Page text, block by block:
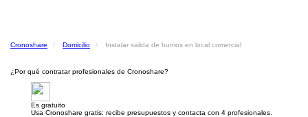
Cronoshare Domicilio Instalar salida de humos en local comercial
¿Por qué contratar profesionales de Cronoshare?
Es gratuito
Usa Cronoshare gratis: recibe presupuestos y contacta con 4 profesionales.